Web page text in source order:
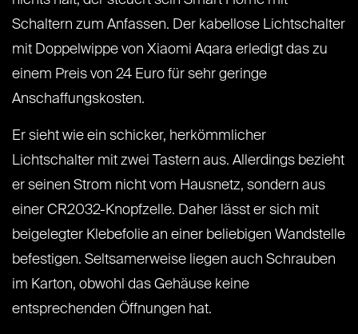
Schaltern zum Anfassen. Der kabellose Lichtschalter
mit Doppelwippe von Xiaomi Aqara erledigt das zu
einem Preis von 24 Euro für sehr geringe
Anschaffungskosten.
Er sieht wie ein schicker, herkömmlicher
Lichtschalter mit zwei Tastern aus. Allerdings bezieht
er seinen Strom nicht vom Hausnetz, sondern aus
einer CR2032-Knopfzelle. Daher lässt er sich mit
beigelegter Klebefolie an einer beliebigen Wandstelle
befestigen. Seltsamerweise liegen auch Schrauben
im Karton, obwohl das Gehäuse keine
entsprechenden Öffnungen hat.